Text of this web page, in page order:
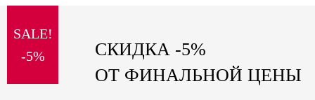
sale
special price
SALE!
-5%
СКИДКА -5%
ОТ ФИНАЛЬНОЙ ЦЕНЫ